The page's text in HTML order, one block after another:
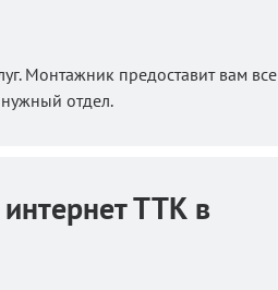
Монтажник предоставит вам все
отдел.
ТТК в